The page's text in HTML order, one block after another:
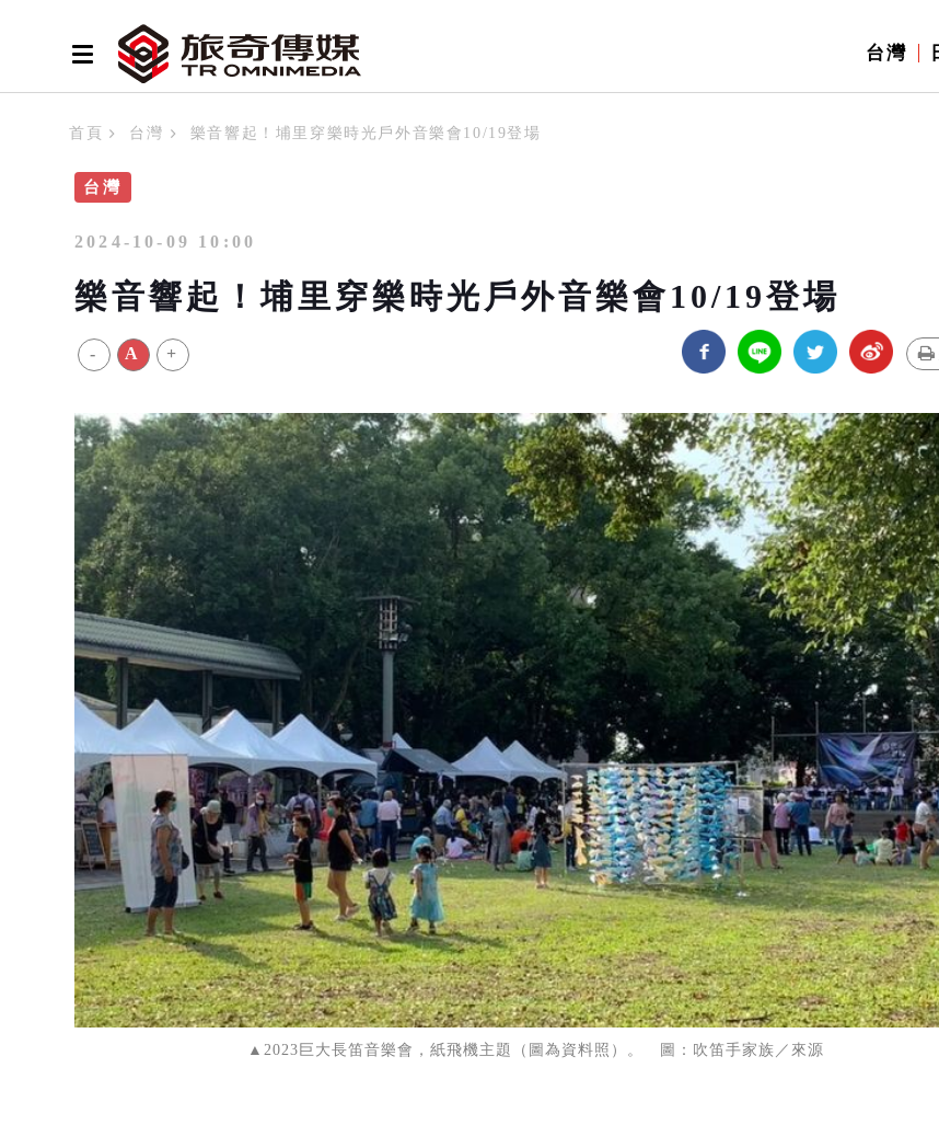
台灣
首頁 台灣 樂音響起！埔里穿樂時光戶外音樂會10/19登場
台灣
2024-10-09 10:00
樂音響起！埔里穿樂時光戶外音樂會10/19登場
- A +
▲2023巨大長笛音樂會，紙飛機主題（圖為資料照）。 圖：吹笛手家族／來源